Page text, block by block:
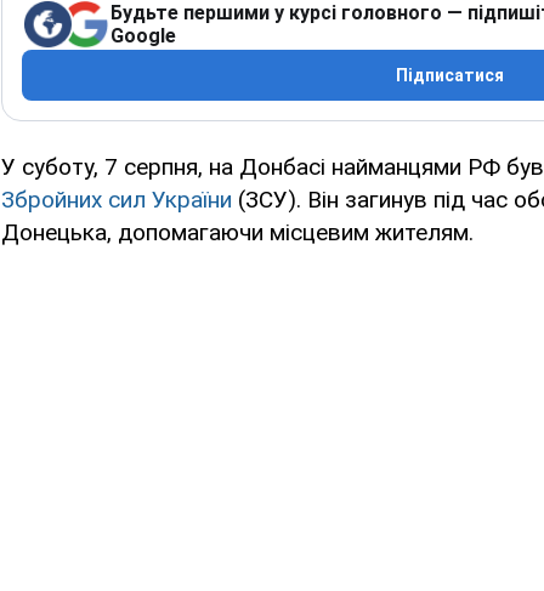
Будьте першими у курсі головного —
Google
Підписатися
У суботу, 7 серпня, на Донбасі найманцями РФ
Збройних сил України (ЗСУ). Він загинув під час
Донецька, допомагаючи місцевим жителям.